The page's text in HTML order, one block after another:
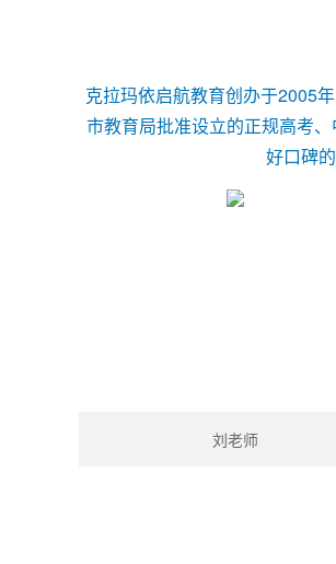
克拉玛依启航教育创办于2005
市教育局批准设立的正规高考
好口碑
刘老师